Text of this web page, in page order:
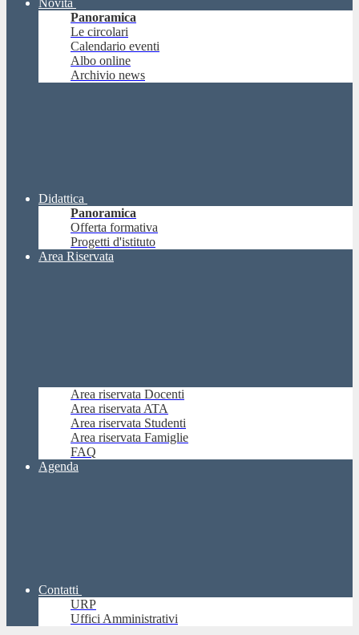
Novità
Panoramica
Le circolari
Calendario eventi
Albo online
Archivio news
Didattica
Panoramica
Offerta formativa
Progetti d'istituto
Area Riservata
Area riservata Docenti
Area riservata ATA
Area riservata Studenti
Area riservata Famiglie
FAQ
Agenda
Contatti
URP
Uffici Amministrativi